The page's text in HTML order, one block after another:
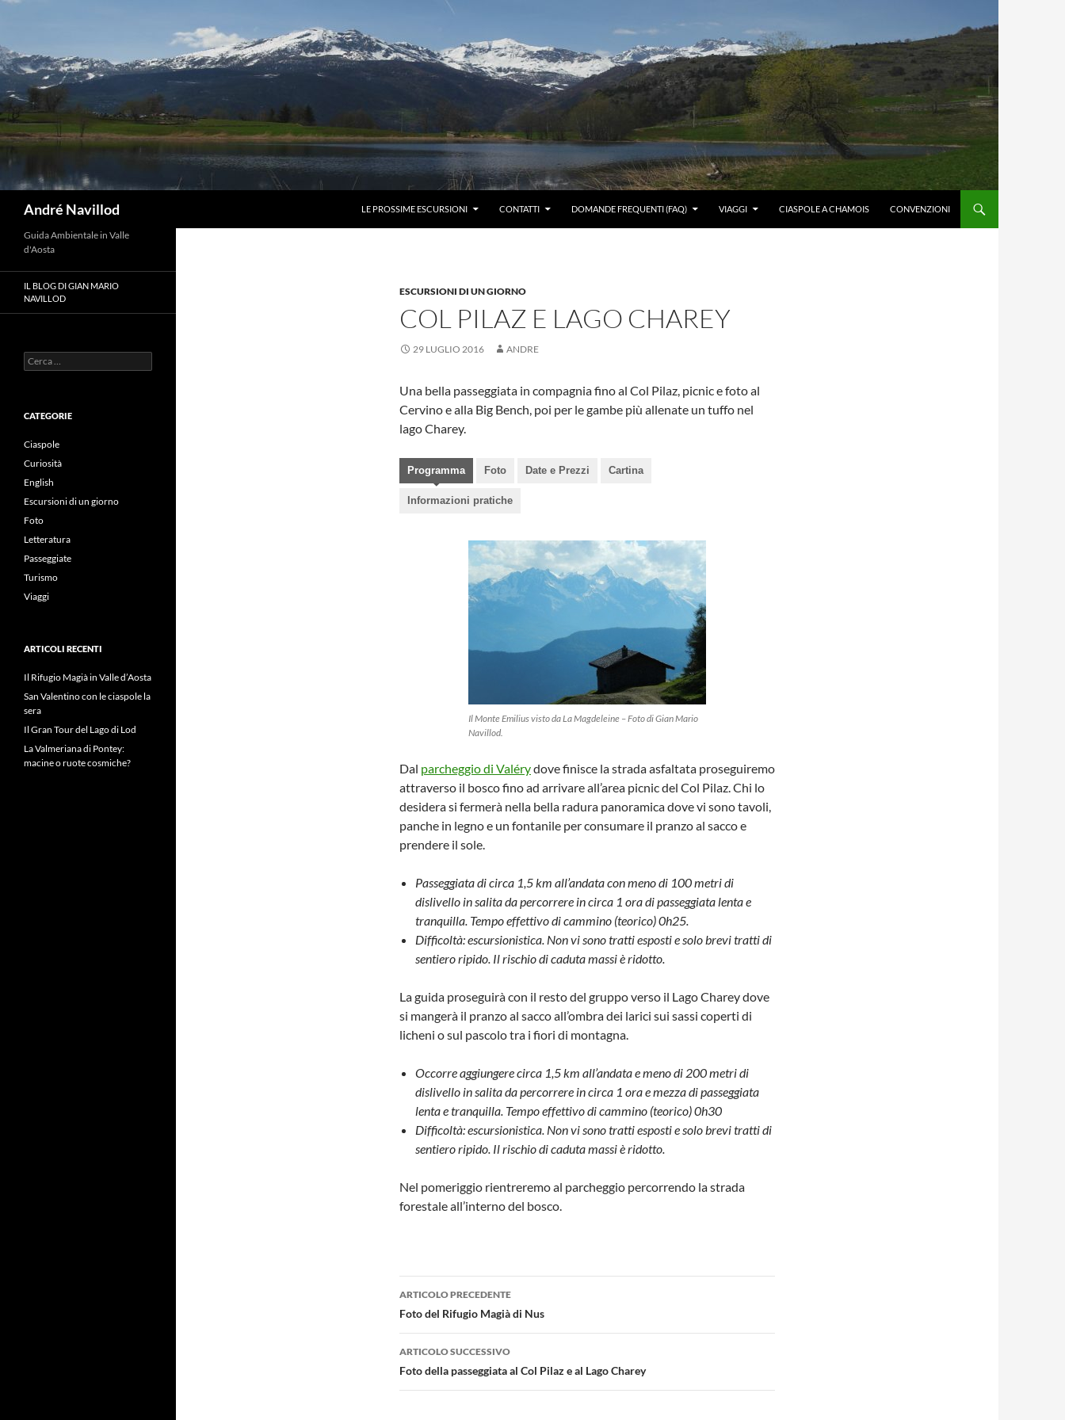
contenuto
André Navillod LE PROSSIME ESCURSIONI CONTATTI DOMANDE FREQUENTI (FAQ) VIAGGI CIASPOLE A CHAMOIS CONVENZIONI
ESCURSIONI DI UN GIORNO
COL PILAZ E LAGO CHAREY
29 LUGLIO 2016 ANDRE
Una bella passeggiata in compagnia fino al Col Pilaz, picnic e foto al
Cervino e alla Big Bench, poi per le gambe più allenate un tuffo nel
lago Charey.
Programma Foto Date e Prezzi Cartina
Informazioni pratiche
Il Monte Emilius visto da La Magdeleine – Foto di Gian Mario
Navillod.
Dal parcheggio di Valérydove finisce la strada asfaltata proseguiremo
attraverso il bosco fino ad arrivare all’area picnic del Col Pilaz. Chi lo
desidera si fermerà nella bella radura panoramica dove vi sono tavoli,
panche in legno e un fontanile per consumare il pranzo al sacco e
prendere il sole.
Passeggiata di circa 1,5 km all’andata con meno di 100 metri di
dislivello in salita da percorrere in circa 1 ora di passeggiata lenta e
tranquilla. Tempo effettivo di cammino (teorico) 0h25.
Difficoltà: escursionistica. Non vi sono tratti esposti e solo brevi tratti di
sentiero ripido. Il rischio di caduta massi è ridotto.
La guida proseguirà con il resto del gruppo verso il Lago Charey dove
si mangerà il pranzo al sacco all’ombra dei larici sui sassi coperti di
licheni o sul pascolo tra i fiori di montagna.
Occorre aggiungere circa 1,5 km all’andata e meno di 200 metri di
dislivello in salita da percorrere in circa 1 ora e mezza di passeggiata
lenta e tranquilla. Tempo effettivo di cammino (teorico) 0h30
Difficoltà: escursionistica. Non vi sono tratti esposti e solo brevi tratti di
sentiero ripido. Il rischio di caduta massi è ridotto.
Nel pomeriggio rientreremo al parcheggio percorrendo la strada
forestale all’interno del bosco.
Navigazione
articolo
ARTICOLO PRECEDENTE
Foto del Rifugio Magià di Nus
ARTICOLO SUCCESSIVO
Foto della passeggiata al Col Pilaz e al Lago Charey
Guida Ambientale in Valle
d'Aosta
IL BLOG DI GIAN MARIO
NAVILLOD
Ricerca
per:
CATEGORIE
Ciaspole
Curiosità
English
Escursioni di un giorno
Foto
Letteratura
Passeggiate
Turismo
Viaggi
ARTICOLI RECENTI
Il Rifugio Magià in Valle d’Aosta
San Valentino con le ciaspole la
sera
Il Gran Tour del Lago di Lod
La Valmeriana di Pontey:
macine o ruote cosmiche?